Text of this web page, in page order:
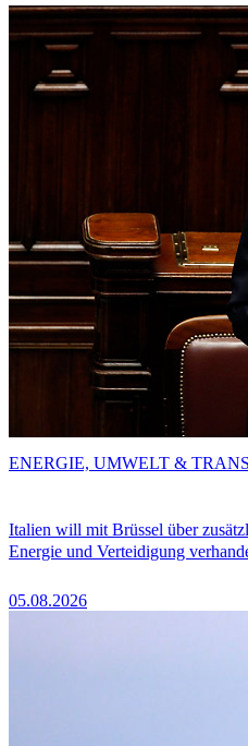
Italien will mit Brüssel über
Energie und Verteidigung
05.08.2026
ENERGIE, UMWELT &